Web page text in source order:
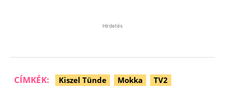
Hirdetés
CÍMKÉK: Kiszel Tünde Mokka TV2